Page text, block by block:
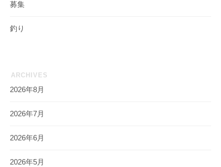
募集
釣り
ARCHIVES
2026年8月
2026年7月
2026年6月
2026年5月